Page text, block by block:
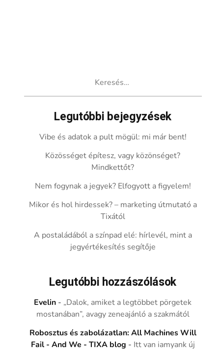
Legutóbbi bejegyzések
Vibe és adatok a pult mögül: mi már bent!
Közösséget építesz, vagy közönséget?
Mindkettőt?
Nem fogynak a jegyek? Elfogyott a figyelem!
Mikor és hol hirdessek? – marketing útmutató a
Tixától
A postaládából a színpad elé: hírlevél, mint a
jegyértékesítés segítője
Legutóbbi hozzászólások
Evelin - „Dalok, amiket a legtöbbet pörgetek
mostanában”, avagy zeneajánló a szakmától
Robosztus és zabolázatlan: All Machines Will
Fail - And We - TIXA blog - Itt van iamyank új